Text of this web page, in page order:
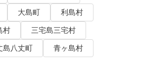
大島町
利島村
村
三宅島三宅村
島八丈町
青ヶ島村